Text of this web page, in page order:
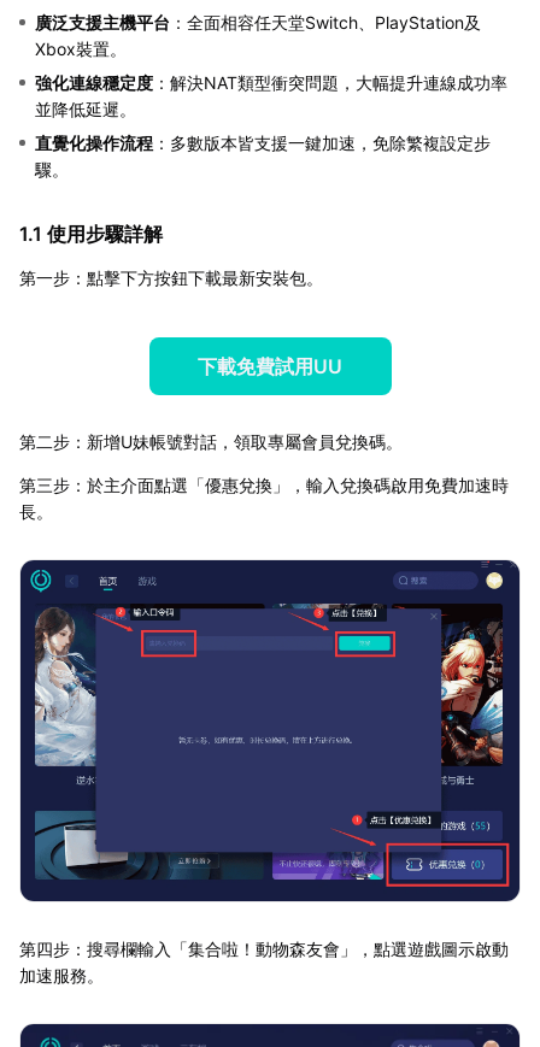
廣泛支援主機平台 ：全面相容任天堂Switch、PlayStation及
Xbox裝置。
強化連線穩定度 ：解決NAT類型衝突問題，大幅提升連線成功率
並降低延遲。
直覺化操作流程 ：多數版本皆支援一鍵加速，免除繁複設定步
驟。
1.1 使用步驟詳解
第一步：點擊下方按鈕下載最新安裝包。
下載免費試用UU
第二步：新增U妹帳號對話，領取專屬會員兌換碼。
第三步：於主介面點選「優惠兌換」，輸入兌換碼啟用免費加速時
長。
第四步：搜尋欄輸入「集合啦！動物森友會」，點選遊戲圖示啟動
加速服務。